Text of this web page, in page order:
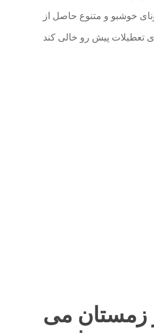
خوشبو و متنوع حاصل از
زمستان می